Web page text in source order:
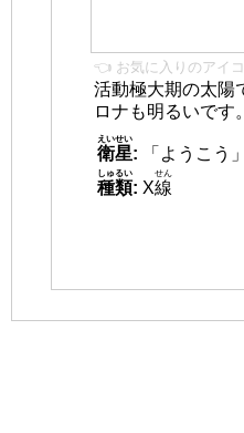
👈 お気に入りのアイ
活動極大期の太陽
ロナも明るいです。
衛星
えいせい
:
「ようこう」
種類
しゅるい
: X線
せん